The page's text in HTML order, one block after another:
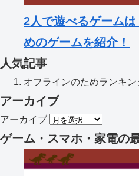
2人で遊べるゲーム
めのゲームを紹介！
人気記事
オフラインのためランキ
アーカイブ
アーカイブ
ゲーム・スマホ・家電の